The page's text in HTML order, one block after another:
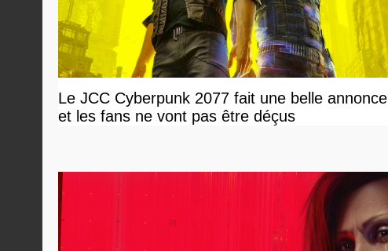
Le JCC Cyberpunk 2077 fait une belle annonce
et les fans ne vont pas être déçus